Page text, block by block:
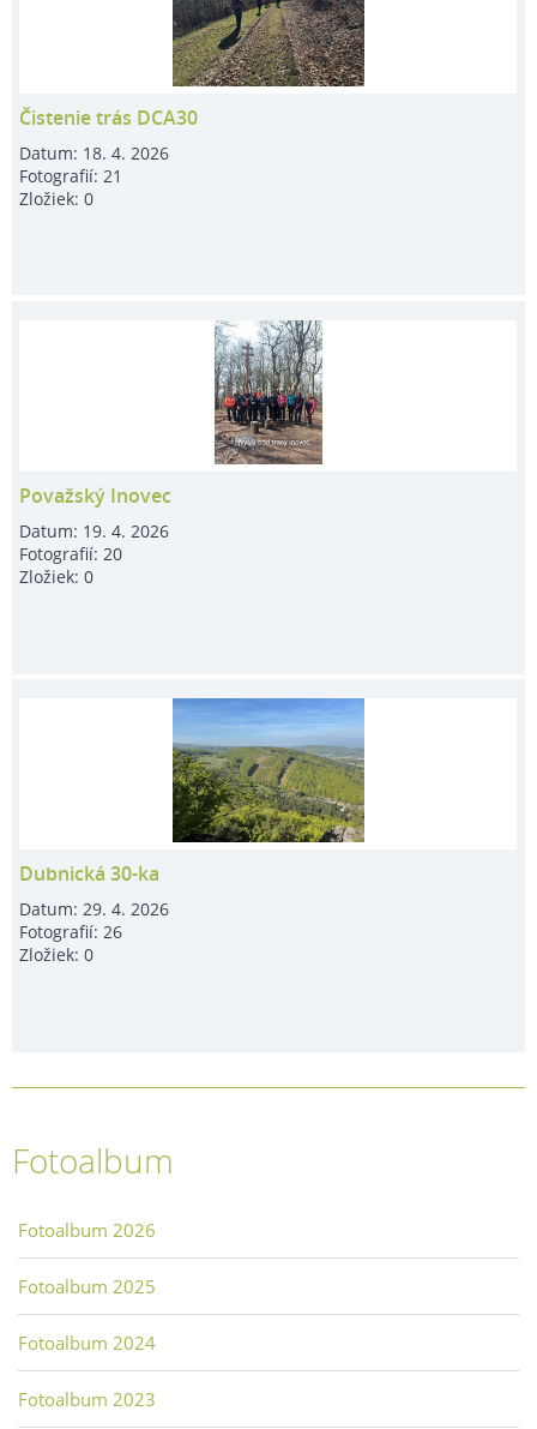
Čistenie trás DCA30
Datum: 18. 4. 2026
Fotografií: 21
Zložiek:0
Považský Inovec
Datum: 19. 4. 2026
Fotografií:20
Zložiek:0
Dubnická 30-ka
Datum:29. 4. 2026
Fotografií:26
Zložiek:0
Fotoalbum
Fotoalbum 2026
Fotoalbum 2025
Fotoalbum 2024
Fotoalbum 2023